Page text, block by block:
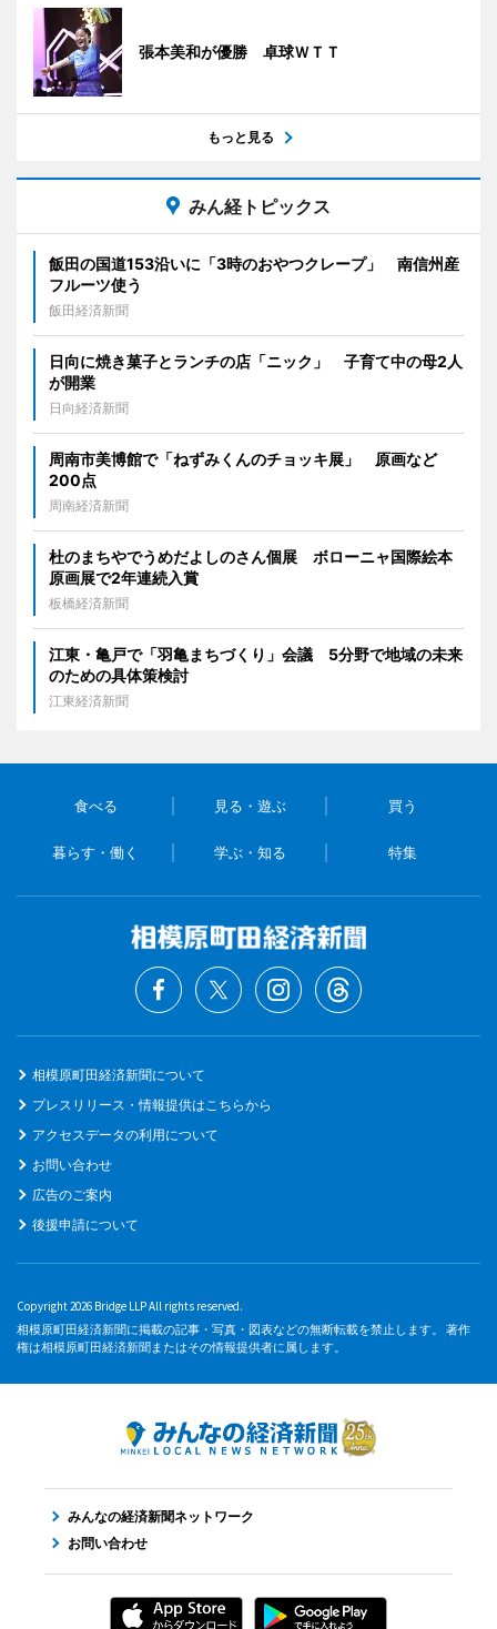
張本美和が優勝 卓球ＷＴＴ
もっと見る
みん経トピックス
飯田の国道153沿いに「3時のおやつクレープ」 南信州産
フルーツ使う
飯田経済新聞
日向に焼き菓子とランチの店「ニック」 子育て中の母2人
が開業
日向経済新聞
周南市美博館で「ねずみくんのチョッキ展」 原画など
200点
周南経済新聞
杜のまちやでうめだよしのさん個展 ボローニャ国際絵本
原画展で2年連続入賞
板橋経済新聞
江東・亀戸で「羽亀まちづくり」会議 5分野で地域の未来
のための具体策検討
江東経済新聞
食べる 見る・遊ぶ 買う
暮らす・働く 学ぶ・知る 特集
相模原町田経済新聞について
プレスリリース・情報提供はこちらから
アクセスデータの利用について
お問い合わせ
広告のご案内
後援申請について
Copyright 2026 Bridge LLP All rights reserved.
相模原町田経済新聞に掲載の記事・写真・図表などの無断転載を禁止します。 著作
権は相模原町田経済新聞またはその情報提供者に属します。
みんなの経済新聞ネットワーク
お問い合わせ